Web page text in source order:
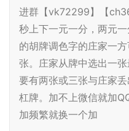
进群【vk72299】【
秒上下一元一分，两元
的胡牌调色字的庄家一
张。庄家从牌中选出一
要有两张或三张与庄家
杠牌。加不上微信就加
加频繁就换一个加